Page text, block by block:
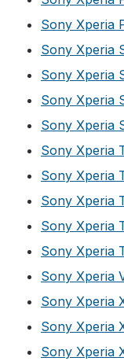
Sony Xperia
Sony Xperia
Sony Xperia
Sony Xperia
Sony Xperia
Sony Xperia
Sony Xperia
Sony Xperia
Sony Xperia
Sony Xperia
Sony Xperia
Sony Xperia
Sony Xperia
Sony Xperia